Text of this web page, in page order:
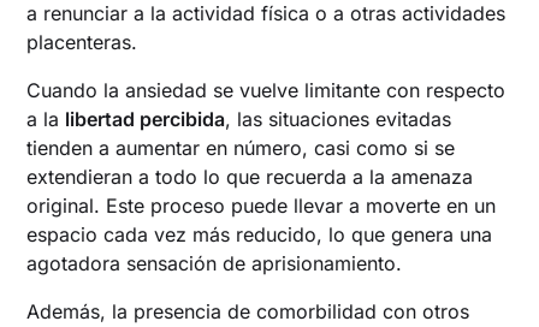
a renunciar a la actividad física o a otras actividades
placenteras.
Cuando la ansiedad se vuelve limitante con respecto
a la libertad percibida, las situaciones evitadas
tienden a aumentar en número, casi como si se
extendieran a todo lo que recuerda a la amenaza
original. Este proceso puede llevar a moverte en un
espacio cada vez más reducido, lo que genera una
agotadora sensación de aprisionamiento.
Además, la presencia de comorbilidad con otros